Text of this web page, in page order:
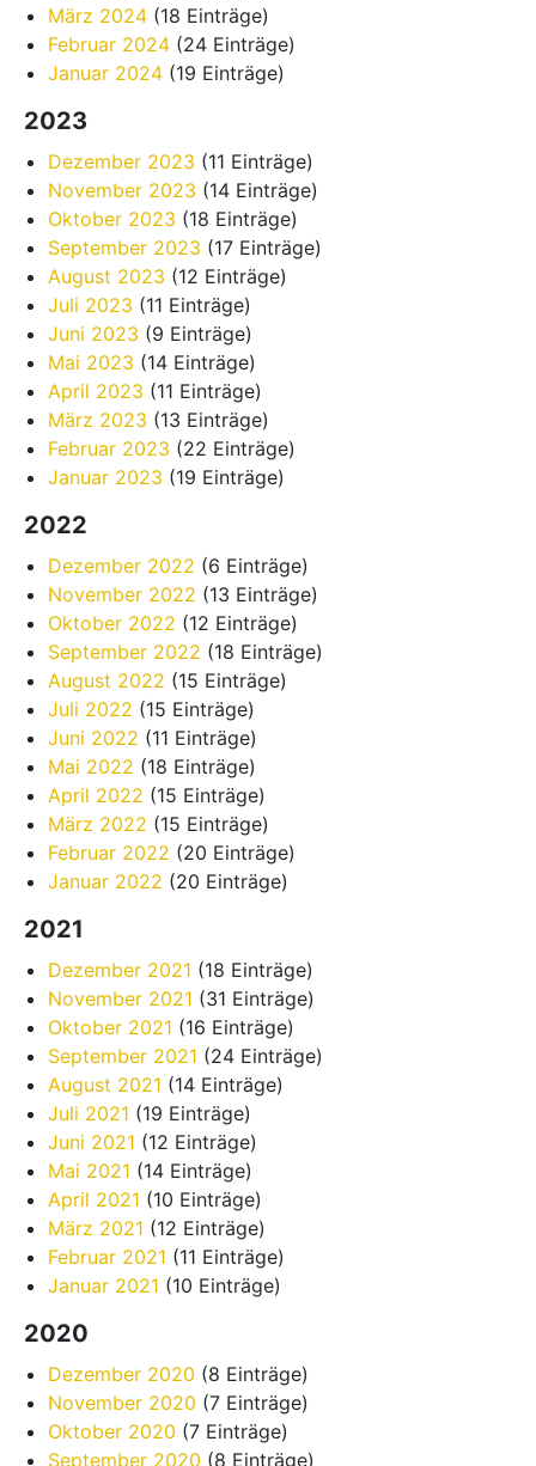
März 2024 (18 Einträge)
Februar 2024 (24 Einträge)
Januar 2024 (19 Einträge)
2023
Dezember 2023 (11 Einträge)
November 2023 (14 Einträge)
Oktober 2023 (18 Einträge)
September 2023 (17 Einträge)
August 2023 (12 Einträge)
Juli 2023 (11 Einträge)
Juni 2023 (9 Einträge)
Mai 2023 (14 Einträge)
April 2023 (11 Einträge)
März 2023 (13 Einträge)
Februar 2023 (22 Einträge)
Januar 2023 (19 Einträge)
2022
Dezember 2022 (6 Einträge)
November 2022 (13 Einträge)
Oktober 2022 (12 Einträge)
September 2022 (18 Einträge)
August 2022 (15 Einträge)
Juli 2022 (15 Einträge)
Juni 2022 (11 Einträge)
Mai 2022 (18 Einträge)
April 2022 (15 Einträge)
März 2022 (15 Einträge)
Februar 2022 (20 Einträge)
Januar 2022 (20 Einträge)
2021
Dezember 2021 (18 Einträge)
November 2021 (31 Einträge)
Oktober 2021 (16 Einträge)
September 2021 (24 Einträge)
August 2021 (14 Einträge)
Juli 2021 (19 Einträge)
Juni 2021 (12 Einträge)
Mai 2021 (14 Einträge)
April 2021 (10 Einträge)
März 2021 (12 Einträge)
Februar 2021 (11 Einträge)
Januar 2021 (10 Einträge)
2020
Dezember 2020 (8 Einträge)
November 2020 (7 Einträge)
Oktober 2020 (7 Einträge)
September 2020 (8 Einträge)